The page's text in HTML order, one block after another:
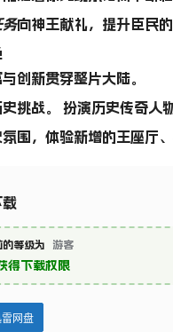
务向神王献礼，提升臣民
创新贯穿整片大陆。
挑战。 扮演历史传奇人
围，体验新增的王座厅、
载
的等级为 游客
得下载权限
网盘